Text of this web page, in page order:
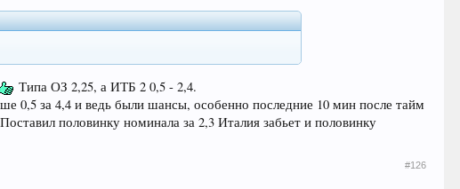
Типа ОЗ 2,25, а ИТБ 2 0,5 - 2,4.
0,5 за 4,4 и ведь были шансы, особенно последние 10 мин после тайм
половинку номинала за 2,3 Италия забьет и половинку
#126